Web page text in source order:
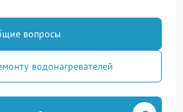
вопросы
водонагревателей